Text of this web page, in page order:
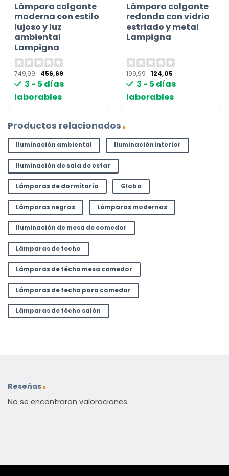
Lámpara colgante
moderna con estilo
lujoso y luz
ambiental
Lampigna
749,99 El
precio
original
749,99 €.
456,69
3 - 5 días
laborables
Lámpara colgante
redonda con vidrio
estriado y metal
Lampigna
199,99 El
precio
original
199,99 €.
124,05
actual
124,05 €.
3 - 5 días
laborables
Productos relacionados
Iluminación ambiental Iluminación interior
Iluminación de sala de estar
Lámparas de dormitorio Globo
Lámparas negras Lámparas modernas
Iluminación de mesa de comedor
Lámparas de techo
Lámparas de técho mesa comedor
Lámparas de techo para comedor
Lámparas de técho salón
Reseñas
No se encontraron valoraciones.